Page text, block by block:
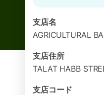
支店名
AGRICULTURAL
支店住所
TALAT HABB
支店コード